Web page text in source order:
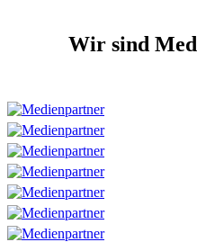
Wir sind